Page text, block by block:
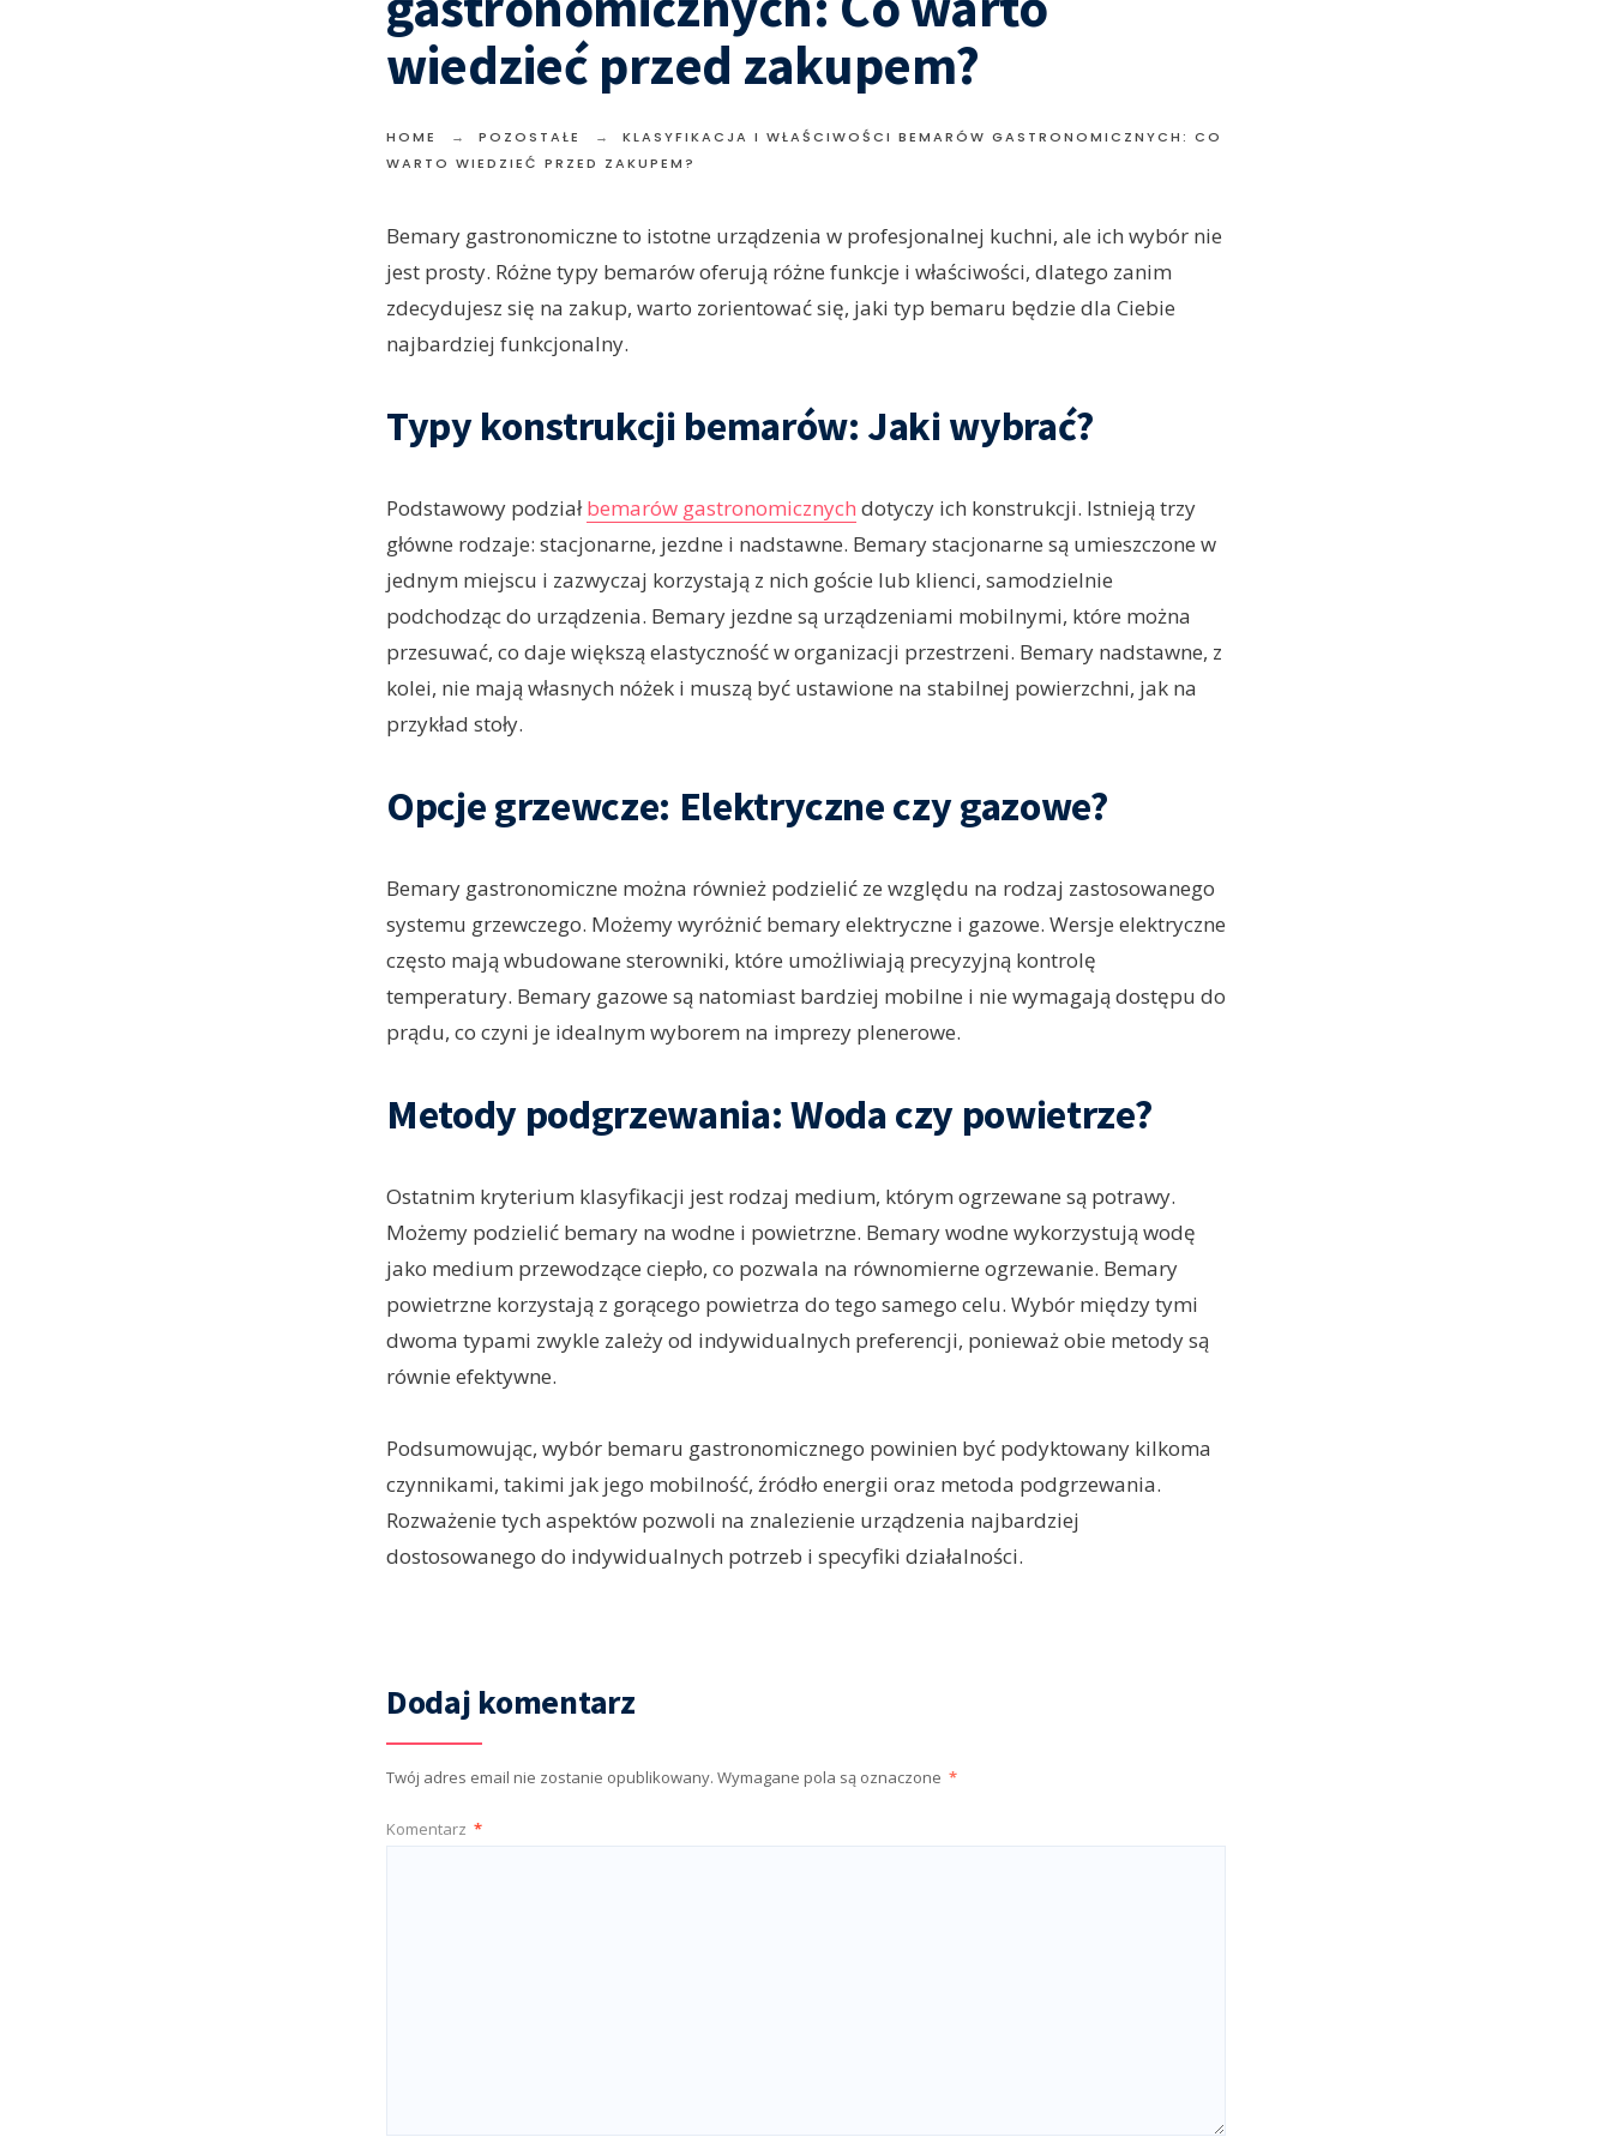
wiedzieć przed zakupem?
HOME POZOSTAŁE
KLASYFIKACJA I WŁAŚCIWOŚCI BEMARÓW GASTRONOMICZNYCH: CO
WARTO WIEDZIEĆ PRZED ZAKUPEM?
Bemary gastronomiczne to istotne urządzenia w profesjonalnej kuchni, ale ich wybór nie
jest prosty. Różne typy bemarów oferują różne funkcje i właściwości, dlatego zanim
zdecydujesz się na zakup, warto zorientować się, jaki typ bemaru będzie dla Ciebie
najbardziej funkcjonalny.
Typy konstrukcji bemarów: Jaki wybrać?
Podstawowy podziałbemarów gastronomicznych dotyczy ich konstrukcji. Istnieją trzy
główne rodzaje: stacjonarne, jezdne i nadstawne. Bemary stacjonarne są umieszczone w
jednym miejscu i zazwyczaj korzystają z nich goście lub klienci, samodzielnie
podchodząc do urządzenia. Bemary jezdne są urządzeniami mobilnymi, które można
przesuwać, co daje większą elastyczność w organizacji przestrzeni. Bemary nadstawne, z
kolei, nie mają własnych nóżek i muszą być ustawione na stabilnej powierzchni, jak na
przykład stoły.
Opcje grzewcze: Elektryczne czy gazowe?
Bemary gastronomiczne można również podzielić ze względu na rodzaj zastosowanego
systemu grzewczego. Możemy wyróżnić bemary elektryczne i gazowe. Wersje elektryczne
często mają wbudowane sterowniki, które umożliwiają precyzyjną kontrolę
temperatury. Bemary gazowe są natomiast bardziej mobilne i nie wymagają dostępu do
prądu, co czyni je idealnym wyborem na imprezy plenerowe.
Metody podgrzewania: Woda czy powietrze?
Ostatnim kryterium klasyfikacji jest rodzaj medium, którym ogrzewane są potrawy.
Możemy podzielić bemary na wodne i powietrzne. Bemary wodne wykorzystują wodę
jako medium przewodzące ciepło, co pozwala na równomierne ogrzewanie. Bemary
powietrzne korzystają z gorącego powietrza do tego samego celu. Wybór między tymi
dwoma typami zwykle zależy od indywidualnych preferencji, ponieważ obie metody są
równie efektywne.
Podsumowując, wybór bemaru gastronomicznego powinien być podyktowany kilkoma
czynnikami, takimi jak jego mobilność, źródło energii oraz metoda podgrzewania.
Rozważenie tych aspektów pozwoli na znalezienie urządzenia najbardziej
dostosowanego do indywidualnych potrzeb i specyfiki działalności.
Dodaj komentarz
Twój adres email nie zostanie opublikowany. Wymagane pola są oznaczone *
Komentarz *